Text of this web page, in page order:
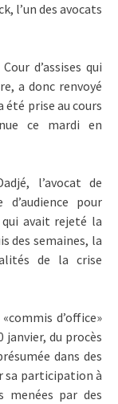
l’un des avocats
d’assises qui
a donc renvoyé
été prise au cours
ce mardi en
l’avocat de
pour
avait rejeté la
des semaines, la
de la crise
d’office»
janvier, du procès
dans des
sa participation à
menées par des